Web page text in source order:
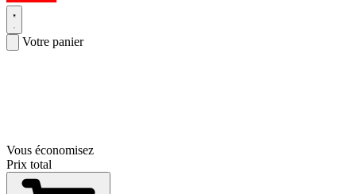
Votre panier
Vous économisez
Prix total